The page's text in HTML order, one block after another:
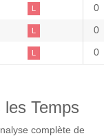
L
0
L
0
L 0
Temps
complète de